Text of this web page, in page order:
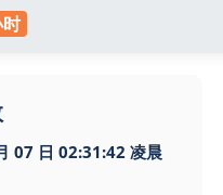
07 日 02:31:43 凌晨